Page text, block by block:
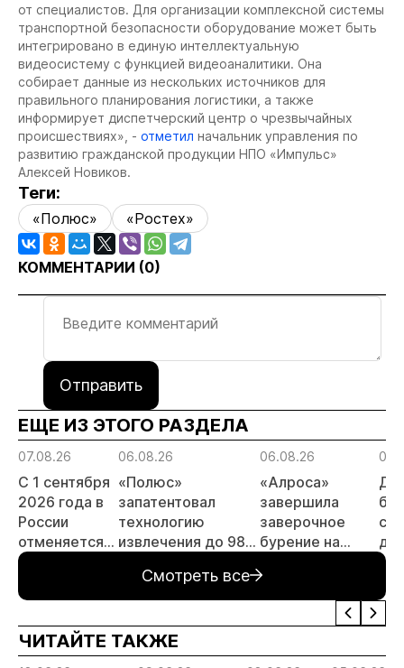
от специалистов. Для организации комплексной системы
транспортной безопасности оборудование может быть
интегрировано в единую интеллектуальную
видеосистему с функцией видеоаналитики. Она
собирает данные из нескольких источников для
правильного планирования логистики, а также
информирует диспетчерский центр о чрезвычайных
происшествиях», - отметил начальник управления по
развитию гражданской продукции НПО «Импульс»
Алексей Новиков.
Теги:
«Полюс» «Ростех»
КОММЕНТАРИИ (0)
Отправить
ЕЩЕ ИЗ ЭТОГО РАЗДЕЛА
07.08.26
С 1 сентября
2026 года в
России
отменяется
заявительный
россыпи:
риски и
прогнозы для
06.08.26
«Полюс»
запатентовал
технологию
извлечения до 98%
металлургического
шлака
06.08.26
«Алроса»
завершила
заверочное
бурение на
месторождении
Дегдекан
Смотреть все
ЧИТАЙТЕ ТАКЖЕ